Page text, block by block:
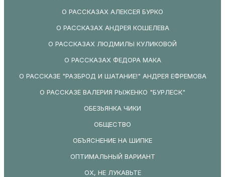
О РАССКАЗАХ АЛЕКСЕЯ БУРКО
О РАССКАЗАХ АНДРЕЯ КОШЕЛЕВА
О РАССКАЗАХ ЛЮДМИЛЫ КУЛИКОВОЙ
О РАССКАЗАХ ФЕДОРА МАКА
О РАССКАЗЕ "РАЗБРОД И ШАТАНИЕ!" АНДРЕЯ ЕФРЕМОВА
О РАССКАЗЕ ВАЛЕРИЯ РЫЖЕНКО "БУРЛЕСК"
ОБЕЗЬЯНКА ЧИКИ
ОБЩЕСТВО
ОБЪЯСНЕНИЕ НА ШИПКЕ
ОПТИМАЛЬНЫЙ ВАРИАНТ
ОХ, НЕ ЛУКАВЬТЕ